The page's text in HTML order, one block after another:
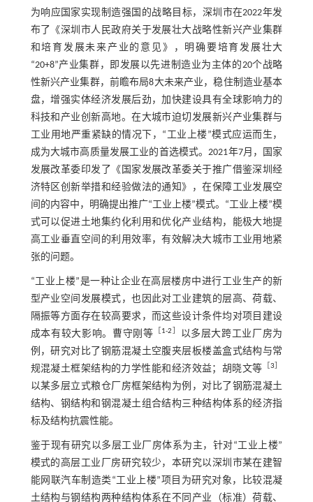
为响应国家实现制造强国的战略目标，深圳市在2022年发
布了《深圳市人民政府关于发展壮大战略性新兴产业集群
和培育发展未来产业的意见》，明确要培育发展壮大
“20+8”产业集群，即发展以先进制造业为主体的20个战略
性新兴产业集群，前瞻布局8大未来产业，稳住制造业基本
盘，增强实体经济发展后劲，加快建设具有全球影响力的
科技和产业创新高地。在大城市迫切发展新兴产业集群与
工业用地严重紧缺的情况下，“工业上楼”模式应运而生，
成为大城市高质量发展工业的首选模式。2021年7月，国家
发展改革委印发了《国家发展改革委关于推广借鉴深圳经
济特区创新举措和经验做法的通知》，在保障工业发展空
间的内容中，明确提出推广“工业上楼”模式。“工业上楼”模
式可以促进土地集约化利用和优化产业结构，能极大地提
高工业垂直空间的利用效率，有效解决大城市工业用地紧
张的问题。
“工业上楼”是一种让企业在高层楼房中进行工业生产的新
型产业空间发展模式，也因此对工业建筑的层高、荷载、
隔振等方面存在较高要求，而这些设计条件均对项目建设
成本有较大影响。曹守刚等
1-2
以多层大跨工业厂房为
例，研究对比了钢筋混凝土空腹夹层板楼盖盒式结构与常
规混凝土框架结构的力学性能和经济效益；胡晓文等
3
以某多层立式粮仓厂房框架结构为例，对比了钢筋混凝土
结构、钢结构和钢混凝土组合结构三种结构体系的经济指
标及结构抗震性能。
鉴于现有研究以多层工业厂房体系为主，针对“工业上楼”
模式的高层工业厂房研究较少，本研究以深圳市某在建智
能网联汽车制造类“工业上楼”项目为研究对象，比较混凝
土结构与钢结构两种结构体系在不同产业（标准）荷载、